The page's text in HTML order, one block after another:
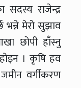
सदस्य राजेन्द्र
भन्ने मेरो सुझाव
छोपी हाँस्नु
। कृषि हव
वर्गीकरण